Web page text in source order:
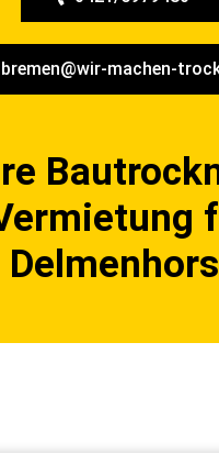
bremen@wir-machen-